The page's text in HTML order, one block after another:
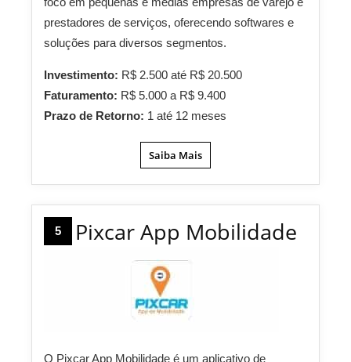
prestadores de serviços, oferecendo softwares e
soluções para diversos segmentos.
Investimento: R$ 2.500 até R$ 20.500
Faturamento: R$ 5.000 a R$ 9.400
Prazo de Retorno: 1 até 12 meses
Saiba Mais
5 Pixcar App Mobilidade
O Pixcar App Mobilidade é um aplicativo de